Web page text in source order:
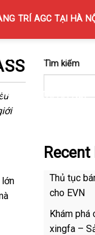
TRÍ AGC TẠI HÀ
BỈ SOI TOÀN
TẮM TẠI HÀ NỘI
lớn
Tìm kiếm
Thủ tục
cho EVN
Khám phá
xingfa –